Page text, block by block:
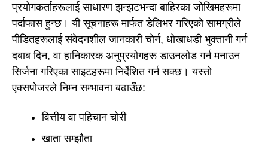
प्रयोगकर्ताहरूलाई साधारण झन्झटभन्दा बाहिरका जोखिमहरूमा
पर्दाफास हुन्छ। यी सूचनाहरू मार्फत डेलिभर गरिएको सामग्रीले
पीडितहरूलाई संवेदनशील जानकारी चोर्न, धोखाधडी भुक्तानी गर्न
दबाब दिन, वा हानिकारक अनुप्रयोगहरू डाउनलोड गर्न मनाउन
सिर्जना गरिएका साइटहरूमा निर्देशित गर्न सक्छ। यस्तो
एक्सपोजरले निम्न सम्भावना बढाउँछ:
वित्तीय वा पहिचान चोरी
खाता सम्झौता